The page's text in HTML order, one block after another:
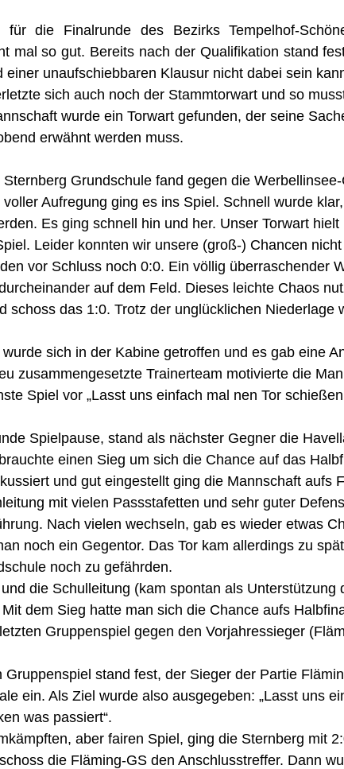
für die Finalrunde des Bezirks Tempelhof-
mal so gut. Bereits nach der Qualifikation stand
einer unaufschiebbaren Klausur nicht dabei sein
sich auch noch der Stammtorwart und so
wurde ein Torwart gefunden, der seine
erwähnt werden muss.
Grundschule fand gegen die
Aufregung ging es ins Spiel. Schnell wurde
Es ging schnell hin und her. Unser Torwart hielt
Leider konnten wir unsere (groß-) Chancen
vor Schluss noch 0:0. Ein völlig überraschender
auf dem Feld. Dieses leichte Chaos
schoss das 1:0. Trotz der unglücklichen Niederlage
sich in der Kabine getroffen und es gab eine
zusammengesetzte Trainerteam motivierte die
Spiel vor „Lasst uns einfach mal nen Tor
Spielpause, stand als nächster Gegner die
einen Sieg um sich die Chance auf das
und gut eingestellt ging die Mannschaft aufs
mit vielen Passstafetten und sehr guter
Nach vielen wechseln, gab es wieder etwas
noch ein Gegentor. Das Tor kam allerdings zu
noch zu gefährden.
die Schulleitung (kam spontan als Unterstützung
dem Sieg hatte man sich die Chance aufs
Gruppenspiel gegen den Vorjahressieger
Gruppenspiel stand fest, der Sieger der Partie
ein. Als Ziel wurde also ausgegeben: „Lasst uns
was passiert“.
aber fairen Spiel, ging die Sternberg mit
die Fläming-GS den Anschlusstreffer. Dann